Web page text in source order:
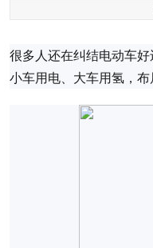
很多人还在纠结电动车
小车用电、大车用氢，布